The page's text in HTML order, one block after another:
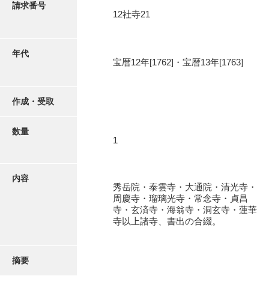
請求番号
12社寺21
年代
宝暦12年[1762]・宝暦13年[1763]
作成・受取
数量
1
内容
秀岳院・泰雲寺・大通院・清光寺・
周慶寺・瑠璃光寺・常念寺・貞昌
寺・玄済寺・海翁寺・洞玄寺・蓮華
寺以上諸寺、書出の合綴。
摘要